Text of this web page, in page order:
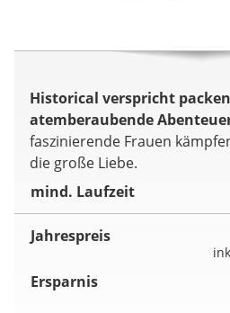
Historical verspricht
atemberaubende
faszinierende Frauen
die große Liebe.
mind. Laufzeit
Jahrespreis
Ersparnis